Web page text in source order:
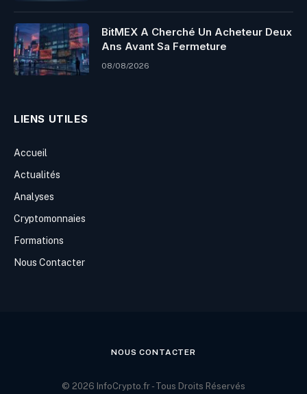
BitMEX A Cherché Un Acheteur Deux
Ans Avant Sa Fermeture
08/08/2026
LIENS UTILES
Accueil
Actualités
Analyses
Cryptomonnaies
Formations
Nous Contacter
NOUS CONTACTER
© 2026 InfoCrypto.fr - Tous Droits Réservés